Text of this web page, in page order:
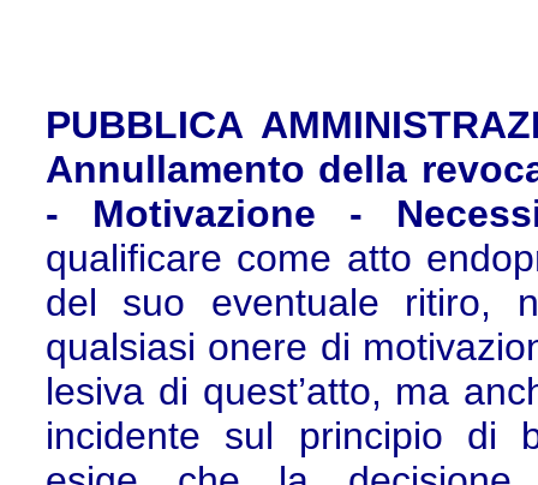
PUBBLICA
Annullamento della
- Motivazione -
qualificare come atto
del suo eventuale ritiro,
qualsiasi onere di
lesiva di quest’atto, ma
incidente sul principio di